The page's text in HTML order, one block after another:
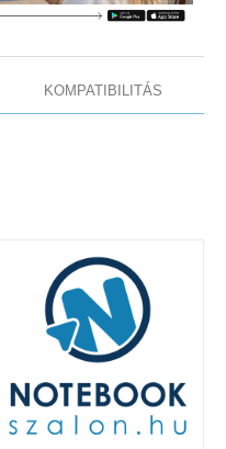
KOMPATIBILITÁS